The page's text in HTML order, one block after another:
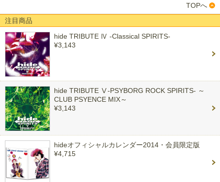
TOPへ
注目商品
hide TRIBUTE Ⅳ -Classical SPIRITS-
¥3,143
hide TRIBUTE Ⅴ-PSYBORG ROCK SPIRITS- ～
CLUB PSYENCE MIX～
¥3,143
hideオフィシャルカレンダー2014・会員限定版
¥4,715